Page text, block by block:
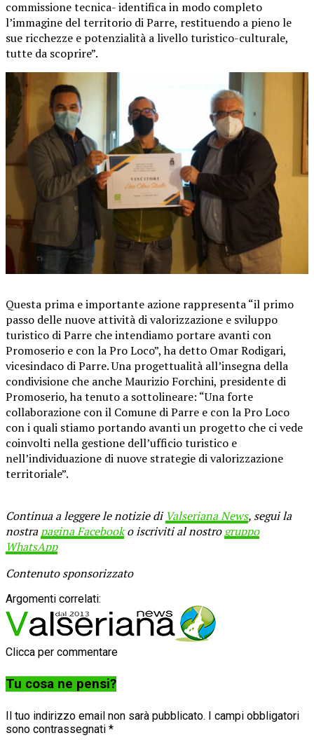
commissione tecnica- identifica in modo completo
l’immagine del territorio di Parre, restituendo a pieno le
sue ricchezze e potenzialità a livello turistico-culturale,
tutte da scoprire”.
Questa prima e importante azione rappresenta “il primo
passo delle nuove attività di valorizzazione e sviluppo
turistico di Parre che intendiamo portare avanti con
Promoserio e con la Pro Loco”, ha detto Omar Rodigari,
vicesindaco di Parre. Una progettualità all’insegna della
condivisione che anche Maurizio Forchini, presidente di
Promoserio, ha tenuto a sottolineare: “Una forte
collaborazione con il Comune di Parre e con la Pro Loco
con i quali stiamo portando avanti un progetto che ci vede
coinvolti nella gestione dell’ufficio turistico e
nell’individuazione di nuove strategie di valorizzazione
territoriale”.
Continua a leggere le notizie di Valseriana News, segui la
nostrapagina Facebooko iscriviti al nostrogruppo
WhatsApp
Contenuto sponsorizzato
Argomenti correlati:
Clicca per commentare
Tu cosa ne pensi?
Il tuo indirizzo email non sarà pubblicato. I campi obbligatori
sono contrassegnati *